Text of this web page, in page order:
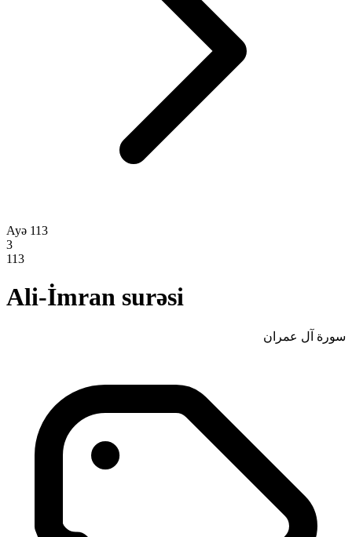
Ayə 113
3
113
Ali-İmran surəsi
سورة آل عمران